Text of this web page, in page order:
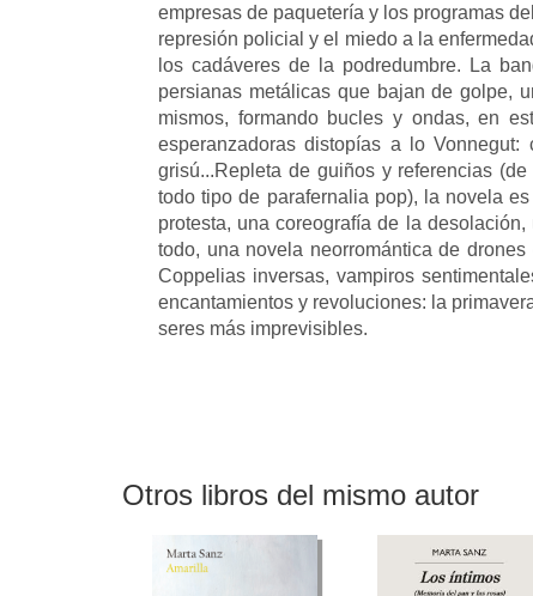
empresas de paquetería y los programas
represión policial y el miedo a la
los cadáveres de la podredumbre. La
persianas metálicas que bajan de golpe,
mismos, formando bucles y ondas, en
esperanzadoras distopías a lo
grisú...Repleta de guiños y referencias
todo tipo de parafernalia pop), la novela
protesta, una coreografía de la
todo, una novela neorromántica de
Coppelias inversas, vampiros
encantamientos y revoluciones: la
seres más imprevisibles.
Otros libros del mismo autor